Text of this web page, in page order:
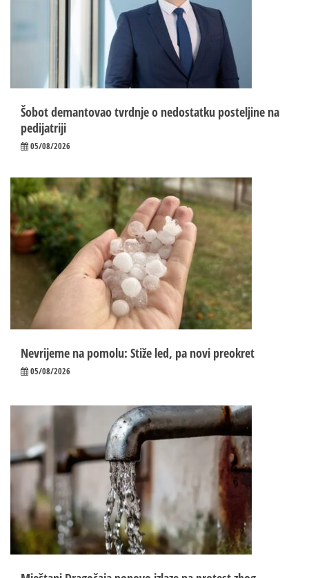
Šobot demantovao tvrdnje o nedostatku posteljine na
pedijatriji
05/08/2026
Nevrijeme na pomolu: Stiže led, pa novi preokret
05/08/2026